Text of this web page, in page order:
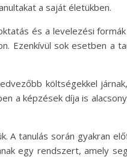
a saját életükben.
és a levelezési
Ezenkívül sok esetben a
költségekkel
a képzések díja is
A tanulás során gyakran
egy rendszert, amely